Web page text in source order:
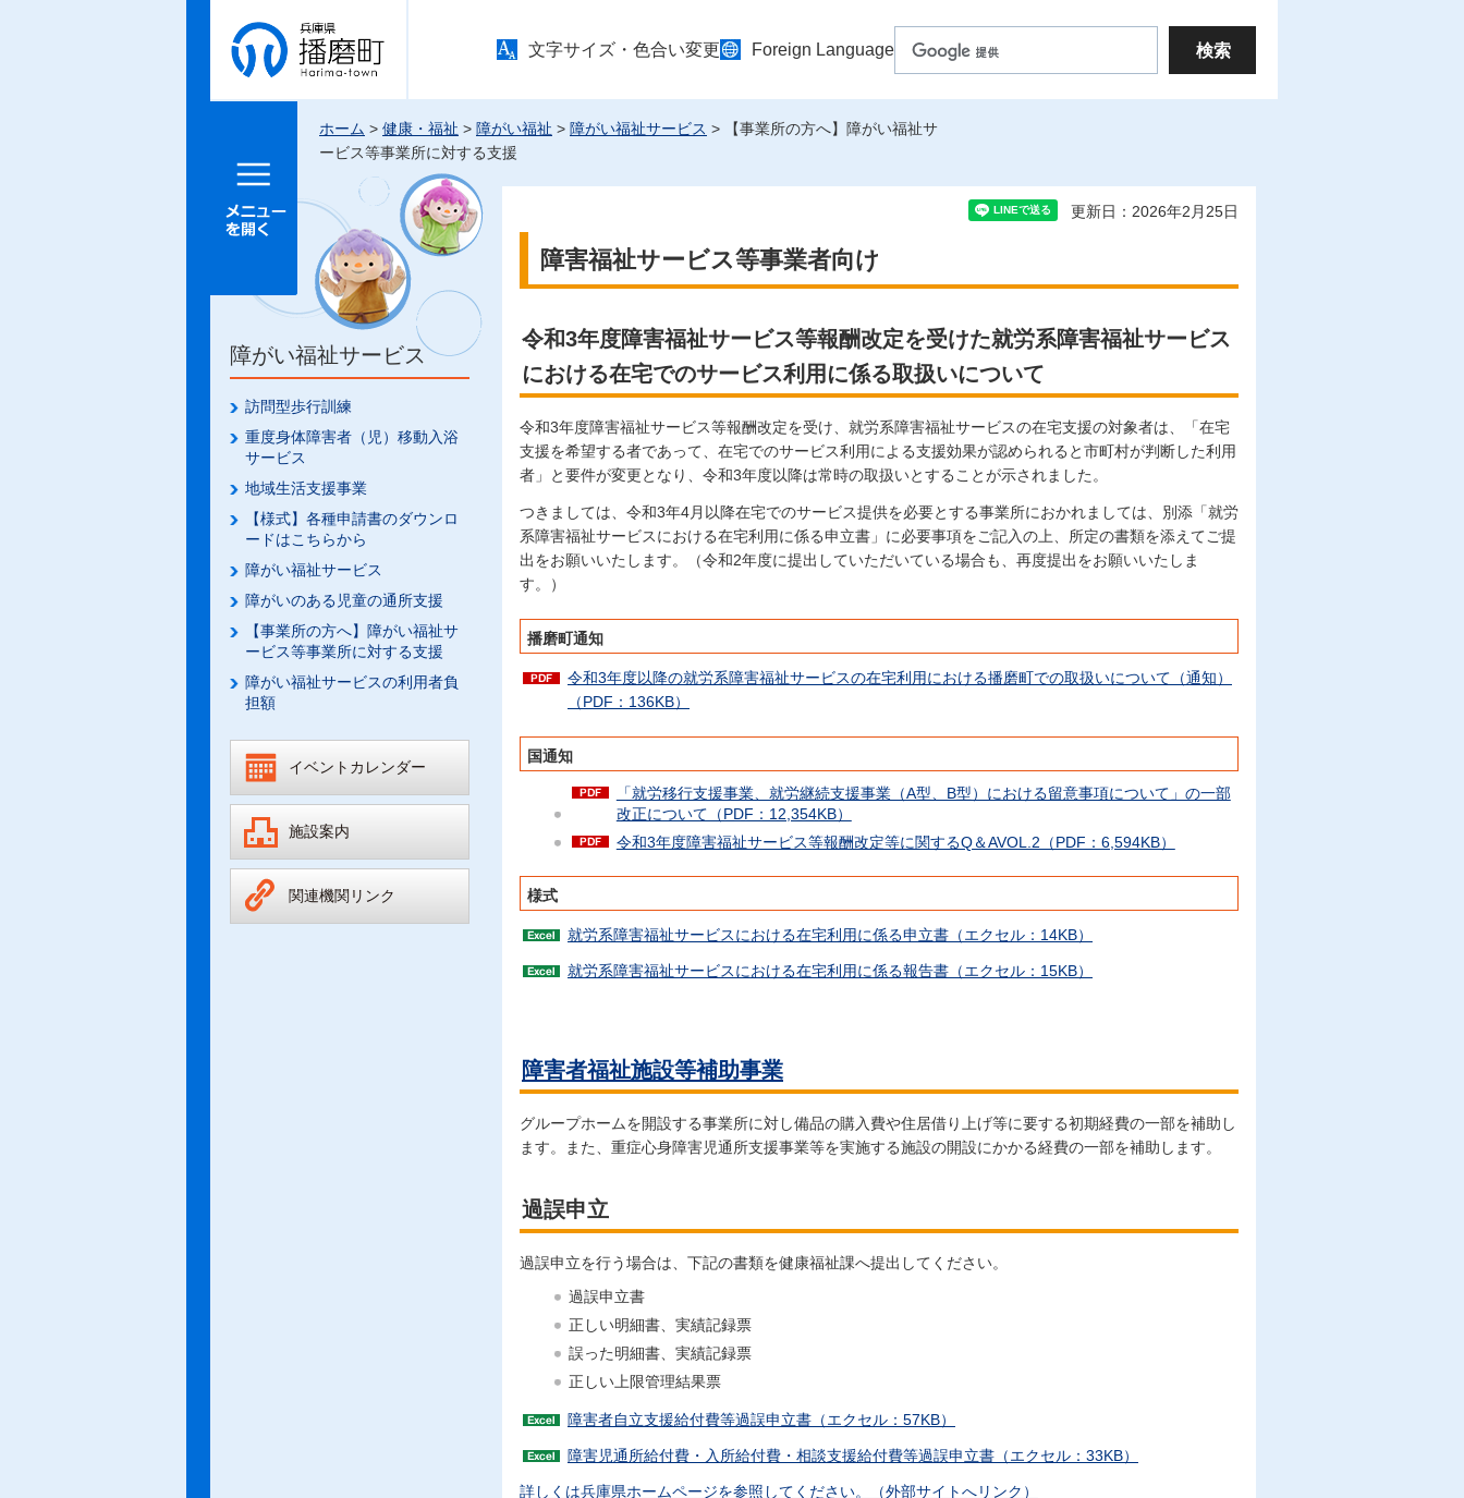
兵庫県 播
磨町
文字サイズ・色合い変更 Foreign Language
メニュー
ホーム > 健康・福祉 > 障がい福祉 > 障がい福祉サービス > 【事業所の方へ】障がい福祉サ
ービス等事業所に対する支援
障がい福祉サービス
訪問型歩行訓練
重度身体障害者（児）移動入浴
サービス
地域生活支援事業
【様式】各種申請書のダウンロ
ードはこちらから
障がい福祉サービス
障がいのある児童の通所支援
【事業所の方へ】障がい福祉サ
ービス等事業所に対する支援
障がい福祉サービスの利用者負
担額
イベントカレンダー
施設案内
関連機関リンク
更新日：2026年2月25日
障害福祉サービス等事業者向け
令和3年度障害福祉サービス等報酬改定を受けた就労系障害福祉サービス
における在宅でのサービス利用に係る取扱いについて
令和3年度障害福祉サービス等報酬改定を受け、就労系障害福祉サービスの在宅支援の対象者は、「在宅
支援を希望する者であって、在宅でのサービス利用による支援効果が認められると市町村が判断した利用
者」と要件が変更となり、令和3年度以降は常時の取扱いとすることが示されました。
つきましては、令和3年4月以降在宅でのサービス提供を必要とする事業所におかれましては、別添「就労
系障害福祉サービスにおける在宅利用に係る申立書」に必要事項をご記入の上、所定の書類を添えてご提
出をお願いいたします。（令和2年度に提出していただいている場合も、再度提出をお願いいたしま
す。）
播磨町通知
令和3年度以降の就労系障害福祉サービスの在宅利用における播磨町での取扱いについて（通知）
（PDF：136KB）
国通知
「就労移行支援事業、就労継続支援事業（A型、B型）における留意事項について」の一部
改正について（PDF：12,354KB）
令和3年度障害福祉サービス等報酬改定等に関するQ＆AVOL.2（PDF：6,594KB）
様式
就労系障害福祉サービスにおける在宅利用に係る申立書（エクセル：14KB）
就労系障害福祉サービスにおける在宅利用に係る報告書（エクセル：15KB）
障害者福祉施設等補助事業
グループホームを開設する事業所に対し備品の購入費や住居借り上げ等に要する初期経費の一部を補助し
ます。また、重症心身障害児通所支援事業等を実施する施設の開設にかかる経費の一部を補助します。
過誤申立
過誤申立を行う場合は、下記の書類を健康福祉課へ提出してください。
過誤申立書
正しい明細書、実績記録票
誤った明細書、実績記録票
正しい上限管理結果票
障害者自立支援給付費等過誤申立書（エクセル：57KB）
障害児通所給付費・入所給付費・相談支援給付費等過誤申立書（エクセル：33KB）
詳しくは兵庫県ホームページを参照してください。（外部サイトへリンク）